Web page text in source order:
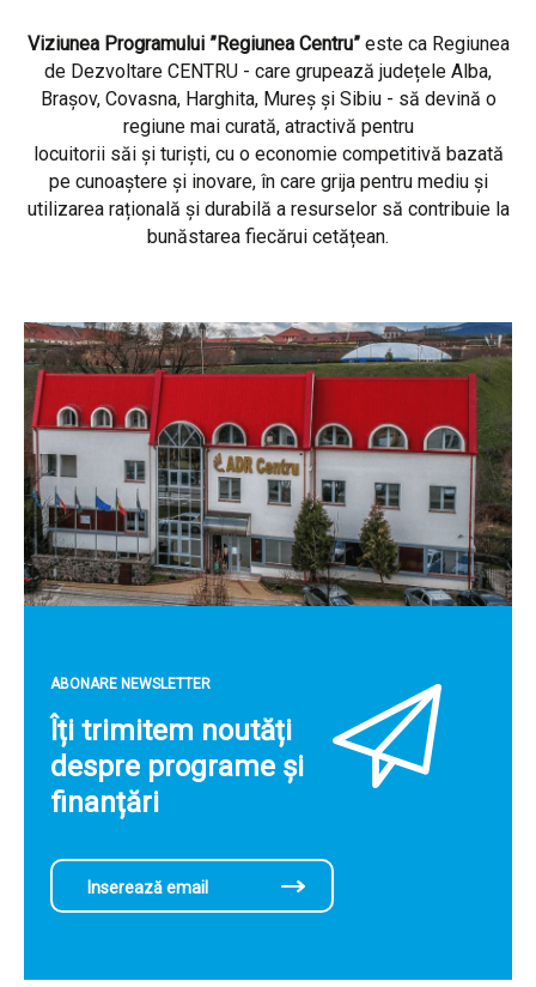
Viziunea Programului ”Regiunea Centru”este ca Regiunea
de Dezvoltare CENTRU - care grupează județele Alba,
Brașov, Covasna, Harghita, Mureș și Sibiu - să devină o
regiune mai curată, atractivă pentru
locuitorii săi și turiști, cu o economie competitivă bazată
pe cunoaștere și inovare, în care grija pentru mediu și
utilizarea rațională și durabilă a resurselor să contribuie la
bunăstarea fiecărui cetățean.
ABONARE NEWSLETTER
Îți trimitem noutăți
despre programe și
finanțări